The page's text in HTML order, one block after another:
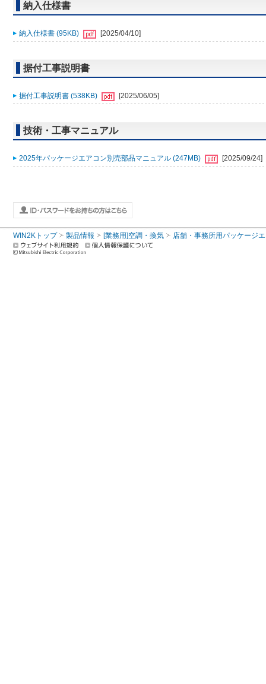
納入仕様書
納入仕様書 (95KB) [2025/04/10]
据付工事説明書
据付工事説明書 (538KB) [2025/06/05]
技術・工事マニュアル
2025年パッケージエアコン別売部品マニュアル (247MB) [2025/09/24]
WIN2Kトップ 製品情報 [業務用]空調・換気 店舗・事務所用パッケージ